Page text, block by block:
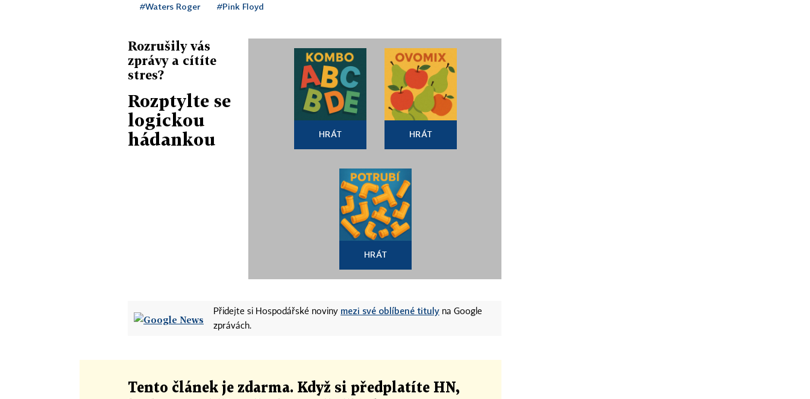
#Waters Roger #Pink Floyd
Rozrušily vás
zprávy a cítíte
stres?
Rozptylte se
logickou
hádankou
HRÁT HRÁT
HRÁT
Přidejte si Hospodářské noviny mezi své oblíbené tituly na Google
zprávách.
Tento článek je zdarma. Když si předplatíte HN,